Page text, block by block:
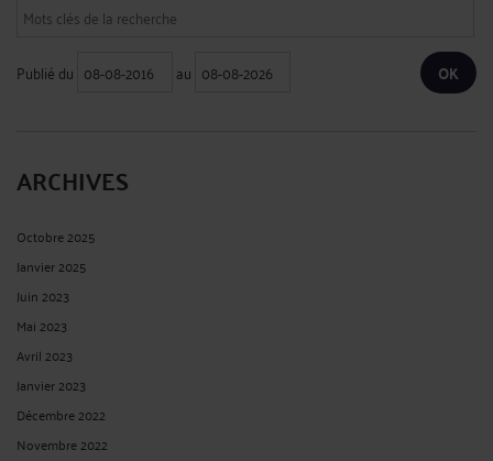
Publié du au
ARCHIVES
Octobre 2025
Janvier 2025
Juin 2023
Mai 2023
Avril 2023
Janvier 2023
Décembre 2022
Novembre 2022